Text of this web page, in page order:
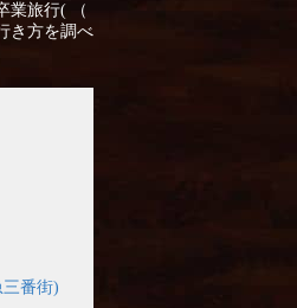
業旅行( （
き方を調べ
番街)